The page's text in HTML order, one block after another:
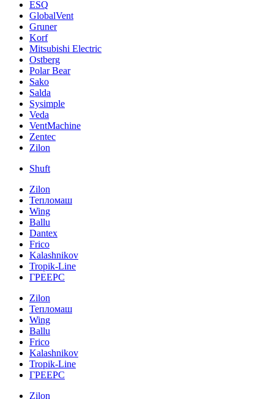
ESQ
GlobalVent
Gruner
Korf
Mitsubishi Electric
Ostberg
Polar Bear
Sako
Salda
Sysimple
Veda
VentMachine
Zentec
Zilon
Shuft
Zilon
Тепломаш
Wing
Ballu
Dantex
Frico
Kalashnikov
Tropik-Line
ГРЕЕРС
Zilon
Тепломаш
Wing
Ballu
Frico
Kalashnikov
Tropik-Line
ГРЕЕРС
Zilon